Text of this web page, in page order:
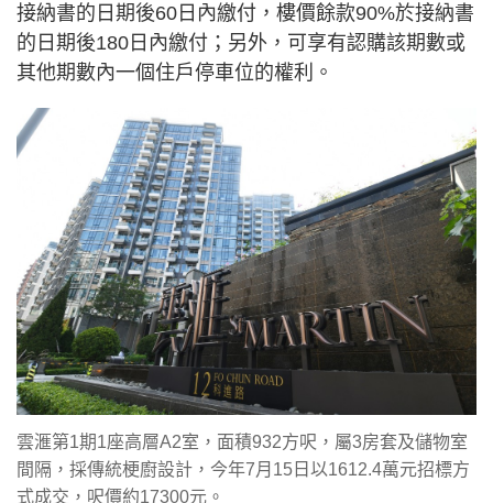
接納書的日期後60日內繳付，樓價餘款90%於接納書
的日期後180日內繳付；另外，可享有認購該期數或
其他期數內一個住戶停車位的權利。
雲滙第1期1座高層A2室，面積932方呎，屬3房套及儲物室
間隔，採傳統梗廚設計，今年7月15日以1612.4萬元招標方
式成交，呎價約17300元。